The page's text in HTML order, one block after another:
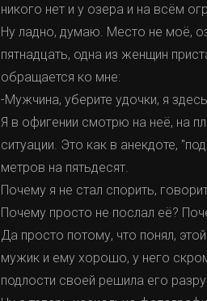
никого нет и у озера и на всём
Ну ладно, думаю. Место не моё,
пятнадцать, одна из женщин
обращается ко мне:
-Мужчина, уберите удочки, я
Я в офигении смотрю на неё, на
ситуации. Это как в анекдоте,
метров на пятьдесят.
Почему я не стал спорить,
Почему просто не послал её?
Да просто потому, что понял,
мужик и ему хорошо, у него
подлости своей решила его